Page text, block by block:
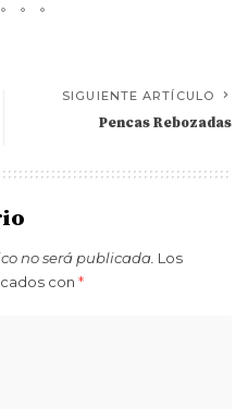
SIGUIENTE ARTÍCULO
Pencas Rebozadas
no será publicada. Los
con *